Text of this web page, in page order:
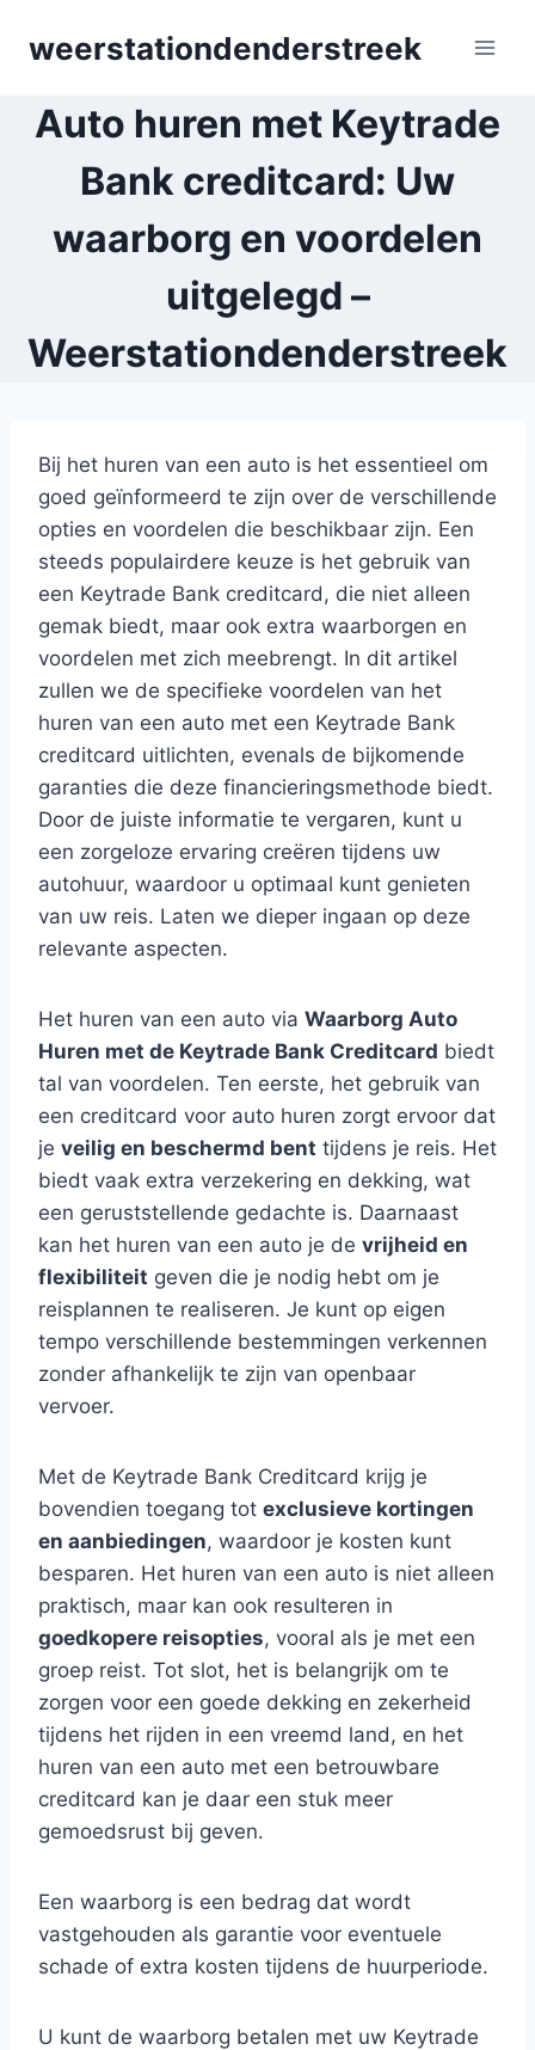
weerstationdenderstreek
Auto huren met Keytrade
Bank creditcard: Uw
waarborg en voordelen
uitgelegd –
Weerstationdenderstreek
Bij het huren van een auto is het essentieel om
goed geïnformeerd te zijn over de verschillende
opties en voordelen die beschikbaar zijn. Een
steeds populairdere keuze is het gebruik van
een Keytrade Bank creditcard, die niet alleen
gemak biedt, maar ook extra waarborgen en
voordelen met zich meebrengt. In dit artikel
zullen we de specifieke voordelen van het
huren van een auto met een Keytrade Bank
creditcard uitlichten, evenals de bijkomende
garanties die deze financieringsmethode biedt.
Door de juiste informatie te vergaren, kunt u
een zorgeloze ervaring creëren tijdens uw
autohuur, waardoor u optimaal kunt genieten
van uw reis. Laten we dieper ingaan op deze
relevante aspecten.
Het huren van een auto via Waarborg Auto
Huren met de Keytrade Bank Creditcard biedt
tal van voordelen. Ten eerste, het gebruik van
een creditcard voor auto huren zorgt ervoor dat
je veilig en beschermd bent tijdens je reis. Het
biedt vaak extra verzekering en dekking, wat
een geruststellende gedachte is. Daarnaast
kan het huren van een auto je de vrijheid en
flexibiliteit geven die je nodig hebt om je
reisplannen te realiseren. Je kunt op eigen
tempo verschillende bestemmingen verkennen
zonder afhankelijk te zijn van openbaar
vervoer.
Met de Keytrade Bank Creditcard krijg je
bovendien toegang tot exclusieve kortingen
en aanbiedingen, waardoor je kosten kunt
besparen. Het huren van een auto is niet alleen
praktisch, maar kan ook resulteren in
goedkopere reisopties, vooral als je met een
groep reist. Tot slot, het is belangrijk om te
zorgen voor een goede dekking en zekerheid
tijdens het rijden in een vreemd land, en het
huren van een auto met een betrouwbare
creditcard kan je daar een stuk meer
gemoedsrust bij geven.
Een waarborg is een bedrag dat wordt
vastgehouden als garantie voor eventuele
schade of extra kosten tijdens de huurperiode.
U kunt de waarborg betalen met uw Keytrade